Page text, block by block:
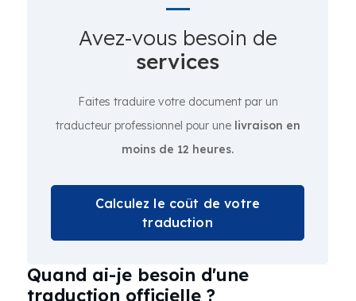
Avez-vous besoin de
services
Faites traduire votre document par un
traducteur professionnel pour une livraison en
moins de 12 heures.
Calculez le coût de votre
traduction
Quand ai-je besoin d'une
traduction officielle ?